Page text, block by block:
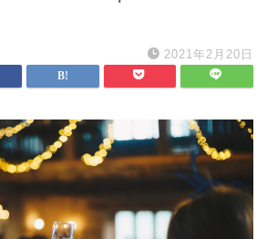
2021年2月20日